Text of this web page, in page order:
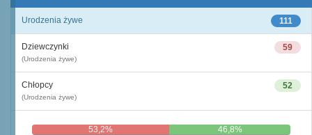
111
Urodzenia żywe
59
Dziewczynki
(Urodzenia żywe)
52
Chłopcy
(Urodzenia żywe)
53,2% 46,8%